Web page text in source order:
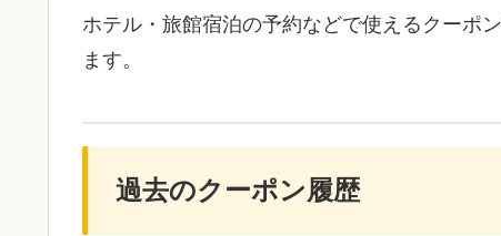
ホテル・旅館宿泊の予約などで使えるクーポ
ます。
過去のクーポン履歴